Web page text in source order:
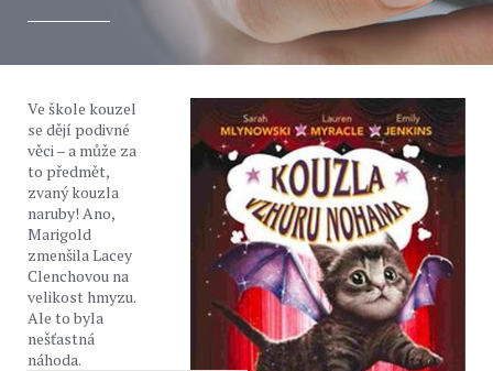
Ve škole kouzel
se dějí podivné
věci – a může za
to předmět,
zvaný kouzla
naruby! Ano,
Marigold
zmenšila Lacey
Clenchovou na
velikost hmyzu.
Ale to byla
nešťastná
náhoda.